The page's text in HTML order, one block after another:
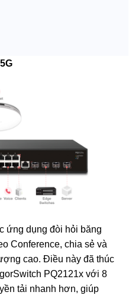
ứng dụng đòi hỏi băng
Conference, chia sẻ và
cao. Điều này đã thúc
PQ2121x với 8
tải nhanh hơn, giúp